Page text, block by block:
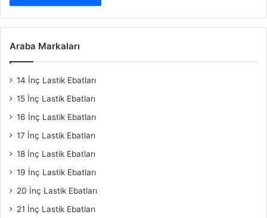
Araba Markaları
14 İnç Lastik Ebatları
15 İnç Lastik Ebatları
16 İnç Lastik Ebatları
17 İnç Lastik Ebatları
18 İnç Lastik Ebatları
19 İnç Lastik Ebatları
20 İnç Lastik Ebatları
21 İnç Lastik Ebatları